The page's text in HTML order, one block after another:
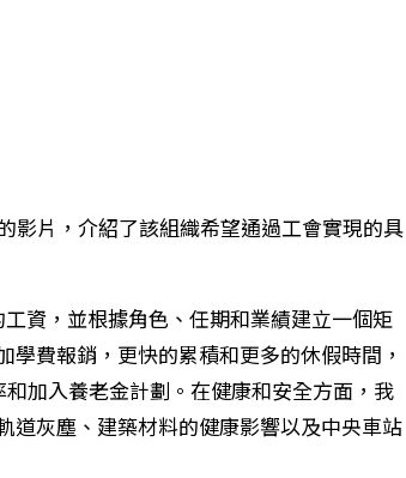
片，介紹了該組織希望通過工會實現的具
資，並根據角色、任期和業績建立一個矩
費報銷，更快的累積和更多的休假時間，
加入養老金計劃。在健康和安全方面，我
道灰塵、建築材料的健康影響以及中央車站